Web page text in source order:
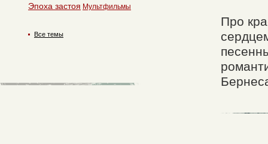
Про
Эпоха застоя Мультфильмы
Все темы